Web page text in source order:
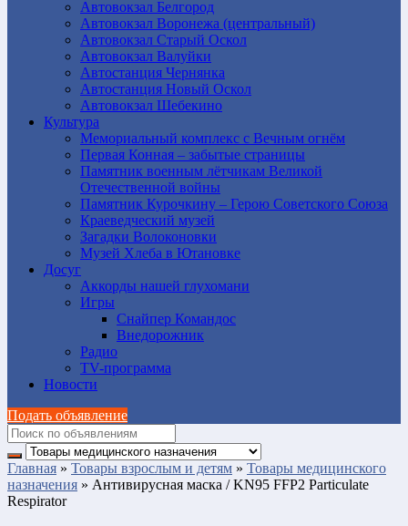
Автовокзал Белгород
Автовокзал Воронежа (центральный)
Автовокзал Старый Оскол
Автовокзал Валуйки
Автостанция Чернянка
Автостанция Новый Оскол
Автовокзал Шебекино
Культура
Мемориальный комплекс с Вечным огнём
Первая Конная – забытые страницы
Памятник военным лётчикам Великой
Отечественной войны
Памятник Курочкину – Герою Советского Союза
Краеведческий музей
Загадки Волоконовки
Музей Хлеба в Ютановке
Досуг
Аккорды нашей глухомани
Игры
Снайпер Командос
Внедорожник
Радио
TV-программа
Новости
Подать объявление
Главная » Товары взрослым и детям » Товары медицинского
назначения » Антивирусная маска / KN95 FFP2 Particulate
Respirator